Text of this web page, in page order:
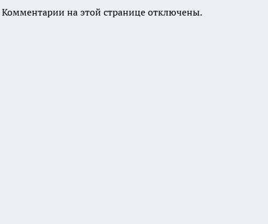
Комментарии на этой странице отключены.